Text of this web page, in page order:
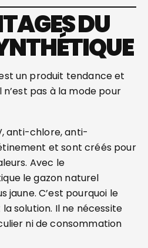
DU
un produit tendance et
pas à la mode pour
anti-chlore, anti-
et sont créés pour
Avec le
le gazon naturel
jaune. C’est pourquoi le
solution. Il ne nécessite
ni de consommation